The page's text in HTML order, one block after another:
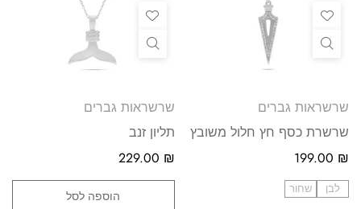
שרשראות גברים
שרשרת כסף חץ חלול משובץ
199.00 ₪
לבן שחור
שרשראות גברים
תליון זנב
229.00 ₪
הוספה לסל